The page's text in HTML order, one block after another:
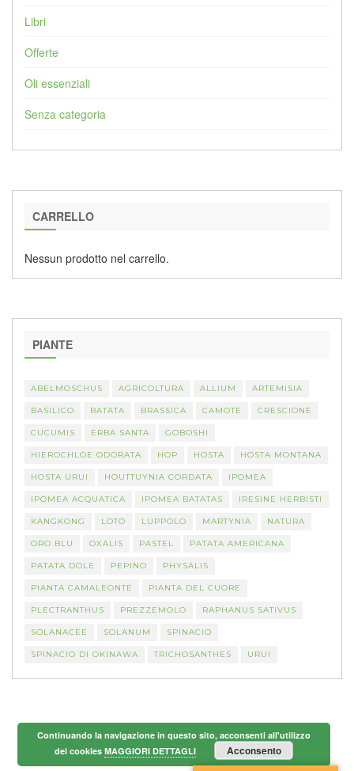
Libri
Offerte
Oli essenziali
Senza categoria
CARRELLO
Nessun prodotto nel carrello.
PIANTE
ABELMOSCHUS AGRICOLTURA ALLIUM ARTEMISIA
BASILICO BATATA BRASSICA CAMOTE CRESCIONE
CUCUMIS ERBA SANTA GOBOSHI
HIEROCHLOE ODORATA HOP HOSTA HOSTA MONTANA
HOSTA URUI HOUTTUYNIA CORDATA IPOMEA
IPOMEA ACQUATICA IPOMEA BATATAS IRESINE HERBISTI
KANGKONG LOTO LUPPOLO MARTYNIA NATURA
ORO BLU OXALIS PASTEL PATATA AMERICANA
PATATA DOLE PEPINO PHYSALIS
PIANTA CAMALEONTE PIANTA DEL CUORE
PLECTRANTHUS PREZZEMOLO RAPHANUS SATIVUS
SOLANACEE SOLANUM SPINACIO
SPINACIO DI OKINAWA TRICHOSANTHES URUI
Continuando la navigazione in questo sito, acconsenti all'utilizzo
dei cookiesMAGGIORI DETTAGLI Acconsento